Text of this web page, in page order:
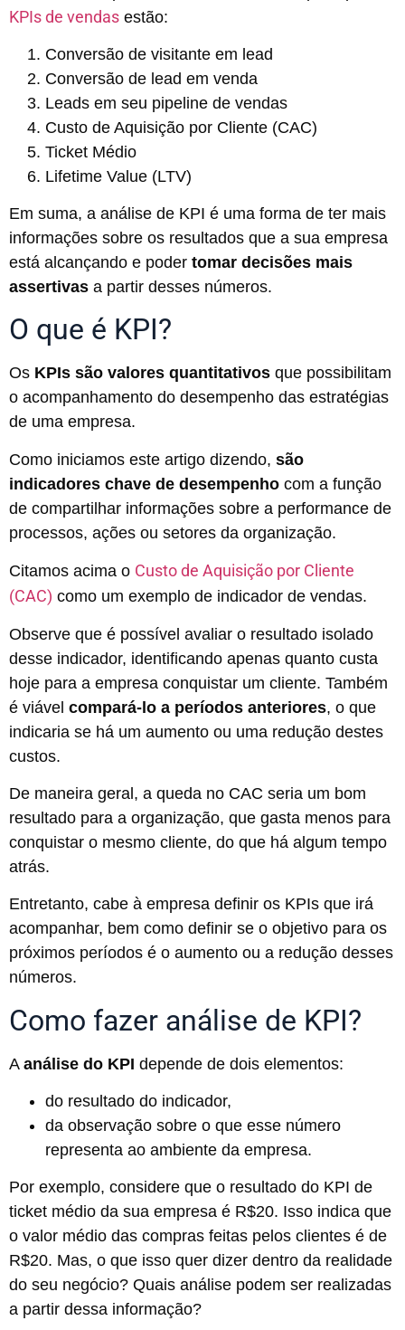
KPIs de vendas estão:
Conversão de visitante em lead
Conversão de lead em venda
Leads em seu pipeline de vendas
Custo de Aquisição por Cliente (CAC)
Ticket Médio
Lifetime Value (LTV)
Em suma, a análise de KPI é uma forma de ter mais
informações sobre os resultados que a sua empresa
está alcançando e poder tomar decisões mais
assertivas a partir desses números.
O que é KPI?
Os KPIs são valores quantitativos que possibilitam
o acompanhamento do desempenho das estratégias
de uma empresa.
Como iniciamos este artigo dizendo, são
indicadores chave de desempenho com a função
de compartilhar informações sobre a performance de
processos, ações ou setores da organização.
Citamos acima o Custo de Aquisição por Cliente
(CAC) como um exemplo de indicador de vendas.
Observe que é possível avaliar o resultado isolado
desse indicador, identificando apenas quanto custa
hoje para a empresa conquistar um cliente. Também
é viável compará-lo a períodos anteriores, o que
indicaria se há um aumento ou uma redução destes
custos.
De maneira geral, a queda no CAC seria um bom
resultado para a organização, que gasta menos para
conquistar o mesmo cliente, do que há algum tempo
atrás.
Entretanto, cabe à empresa definir os KPIs que irá
acompanhar, bem como definir se o objetivo para os
próximos períodos é o aumento ou a redução desses
números.
Como fazer análise de KPI?
A análise do KPI depende de dois elementos:
do resultado do indicador,
da observação sobre o que esse número
representa ao ambiente da empresa.
Por exemplo, considere que o resultado do KPI de
ticket médio da sua empresa é R$20. Isso indica que
o valor médio das compras feitas pelos clientes é de
R$20. Mas, o que isso quer dizer dentro da realidade
do seu negócio? Quais análise podem ser realizadas
a partir dessa informação?